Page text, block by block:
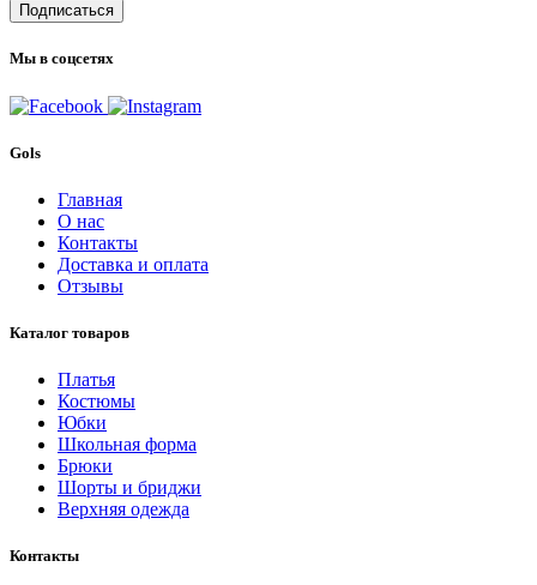
Подписаться
Мы в соцсетях
Gols
Главная
О нас
Контакты
Доставка и оплата
Отзывы
Каталог товаров
Платья
Костюмы
Юбки
Школьная форма
Брюки
Шорты и бриджи
Верхняя одежда
Контакты